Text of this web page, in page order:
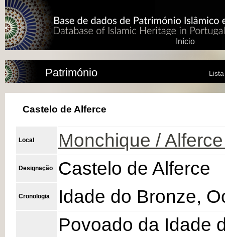
Início
Património
Castelo de Alferce
Local Monchique /
Designação Castelo de Alferce
Cronologia Idade do Bronze,
Povoado da Idade